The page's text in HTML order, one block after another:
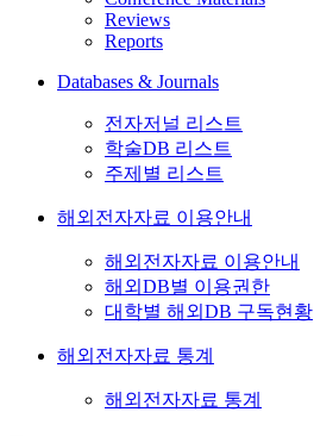
Reviews
Reports
Databases & Journals
전자저널 리스트
학술DB 리스트
주제별 리스트
해외전자자료 이용안내
해외전자자료 이용안내
해외DB별 이용권한
대학별 해외DB 구독현황
해외전자자료 통계
해외전자자료 통계